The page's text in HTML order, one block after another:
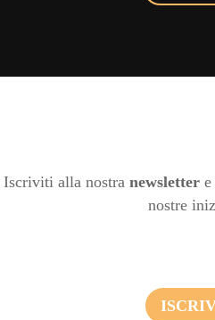
Iscriviti alla nostra newsletter
nostre